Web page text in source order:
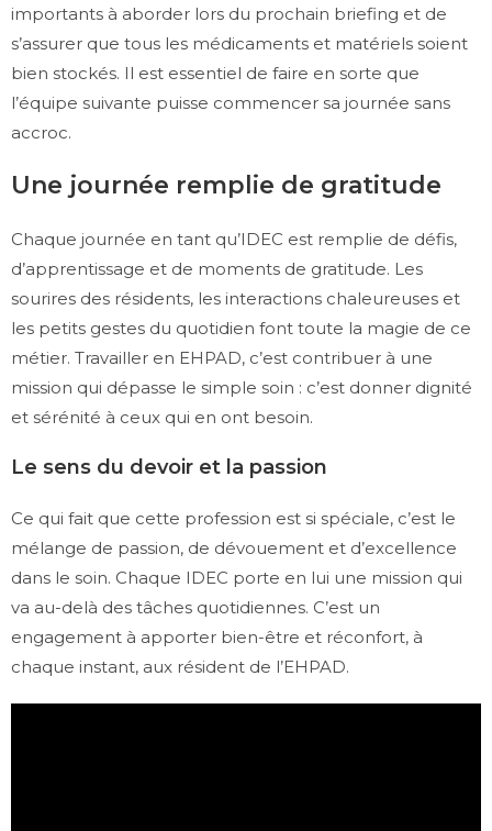
importants à aborder lors du prochain briefing et de
s’assurer que tous les médicaments et matériels soient
bien stockés. Il est essentiel de faire en sorte que
l’équipe suivante puisse commencer sa journée sans
accroc.
Une journée remplie de gratitude
Chaque journée en tant qu’IDEC est remplie de défis,
d’apprentissage et de moments de gratitude. Les
sourires des résidents, les interactions chaleureuses et
les petits gestes du quotidien font toute la magie de ce
métier. Travailler en EHPAD, c’est contribuer à une
mission qui dépasse le simple soin : c’est donner dignité
et sérénité à ceux qui en ont besoin.
Le sens du devoir et la passion
Ce qui fait que cette profession est si spéciale, c’est le
mélange de passion, de dévouement et d’excellence
dans le soin. Chaque IDEC porte en lui une mission qui
va au-delà des tâches quotidiennes. C’est un
engagement à apporter bien-être et réconfort, à
chaque instant, aux résident de l’EHPAD.